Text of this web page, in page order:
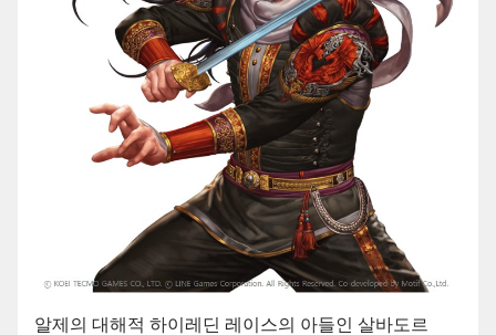
알제의 대해적 하이레딘 레이스의 아들인 살바도르